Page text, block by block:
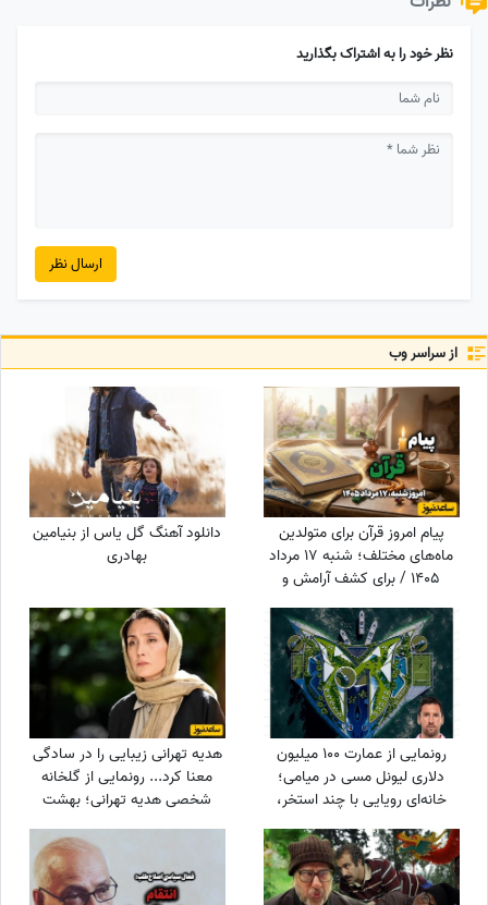
نظر خود را به اشتراک بگذارید
ارسال نظر
از سراسر وب
پیام امروز قرآن برای متولدین
ماه‌های مختلف؛ شنبه 17 مرداد
1405 / برای کشف آرامش و
دانلود آهنگ گل یاس از بنیامین
بهادری
رونمایی از عمارت 100 میلیون
دلاری لیونل مسی در میامی؛
خانه‌ای رویایی با چند استخر،
هدیه تهرانی زیبایی را در سادگی
معنا کرد... رونمایی از گلخانه
شخصی هدیه تهرانی؛ بهشت
همه را شگفت‌زده کرد!